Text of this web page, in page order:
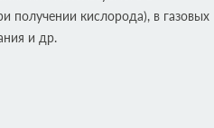
получении кислорода), в газовых
и др.
За время своего развития